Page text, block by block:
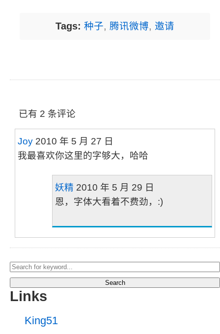
Tags: 种子, 腾讯微博, 邀请
已有 2 条评论
Joy 2010 年 5 月 27 日
我最喜欢你这里的字够大，哈哈
妖精 2010 年 5 月 29 日
恩，字体大看着不费劲，:)
Search
Links
King51